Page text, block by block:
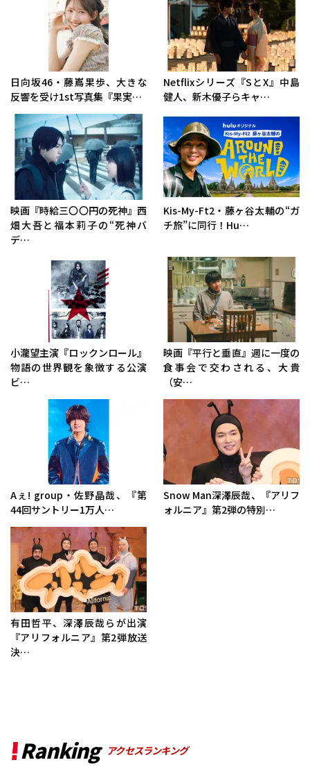
日向坂46・藤嶌果歩、大きな
反響を受け1st写真集『果実…
Netflixシリーズ『SとX』中島
健人、新木優子らキャ…
映画『時給三〇〇円の死神』西
畑大吾と福本莉子の“死神バ
デ…
Kis-My-Ft2・藤ヶ谷太輔の“ガ
チ旅”に同行！Hu…
小瀧望主演『ロックンロール』
物語の世界観を象徴する公演
ビ…
映画『平行と垂直』週に一度の
食事会で交わされる、大貴
（安…
Aぇ! group・佐野晶哉、『第
44回サントリー1万人…
Snow Man深澤辰哉、『アリフ
ォルニア』第2弾の特別…
有田哲平、深澤辰哉らが出演
『アリフォルニア』第2弾放送
決…
Ranking アクセスランキング